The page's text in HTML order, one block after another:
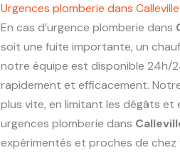
Urgences plomberie dans
En cas d’urgence plomberie dans
soit une fuite importante, un
notre équipe est disponible 24h/
rapidement et efficacement.
plus vite, en limitant les dégâts
urgences plomberie dans
expérimentés et proches de chez